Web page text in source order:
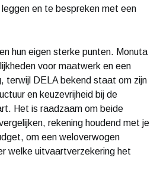
en te bespreken met een
hun eigen sterke punten. Monuta
voor maatwerk en een
terwijl DELA bekend staat om zijn
en keuzevrijheid bij de
Het is raadzaam om beide
rekening houdend met je
om een weloverwogen
welke uitvaartverzekering het